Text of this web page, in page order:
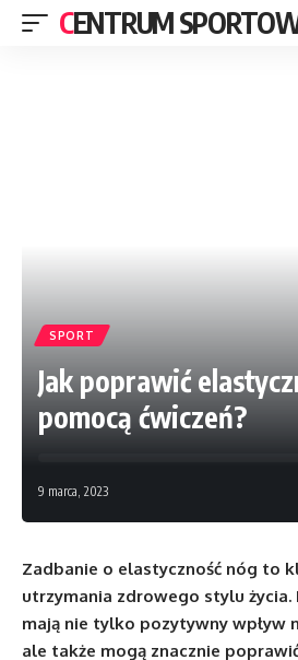
CENTRUM
SPORT
Jak poprawić
pomocą ćwiczeń?
9 marca, 2023
Zadbanie o elastyczność nóg to
utrzymania zdrowego stylu życia.
mają nie tylko pozytywny wpływ
ale także mogą znacznie